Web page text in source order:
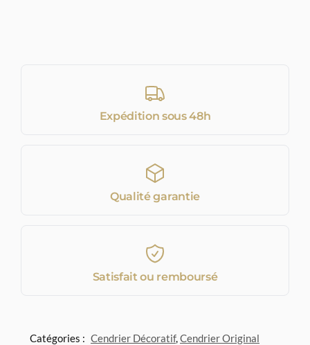
Expédition sous 48h
Qualité garantie
Satisfait ou remboursé
Catégories : Cendrier Décoratif,Cendrier Original